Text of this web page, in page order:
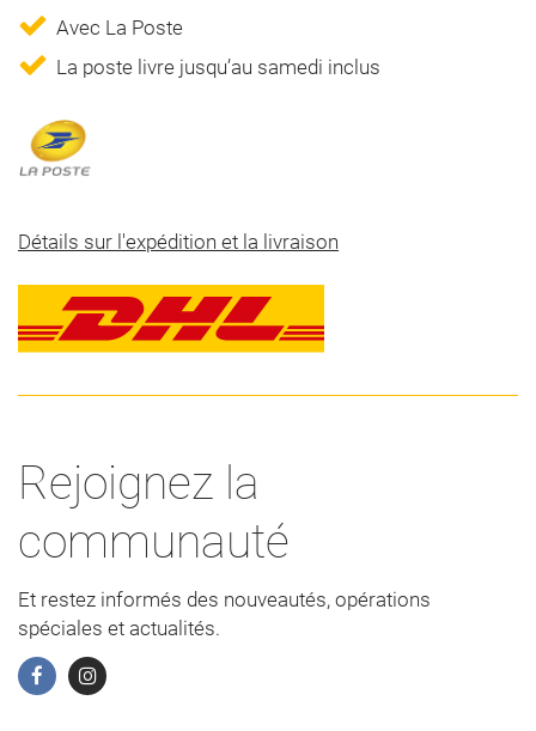
Avec La Poste
La poste livre jusqu’au samedi inclus
Détails sur l'expédition et la livraison
Rejoignez la
communauté
Et restez informés des nouveautés, opérations
spéciales et actualités.